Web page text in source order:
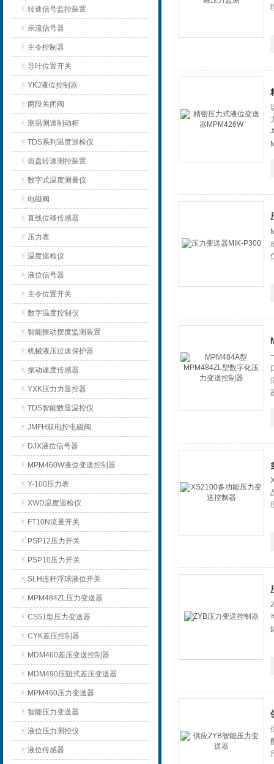
转速信号监控装置
示流信号器
主令控制器
导叶位置开关
YKJ液位控制器
两段关闭阀
测温测速制动柜
TDS系列温度巡检仪
齿盘转速测控装置
数字式温度测量仪
电磁阀
直线位移传感器
压力表
温度巡检仪
液位信号器
主令位置开关
数字温度控制仪
智能振动摆度监测装置
机械液压过速保护器
振动速度传感器
YXK压力力显控器
TDS智能数显温控仪
JMFH双电控电磁阀
DJX液位信号器
MPM460W液位变送控制器
Y-100压力表
XWD温度巡检仪
FT10N流量开关
PSP12压力开关
PSP10压力开关
SLH连杆浮球液位开关
MPM484ZL压力变送器
CS51型压力变送器
CYK差压控制器
MDM460差压变送控制器
MDM490压阻式差压变送器
MPM460压力变送器
智能压力变送器
液位压力测控仪
液位传感器